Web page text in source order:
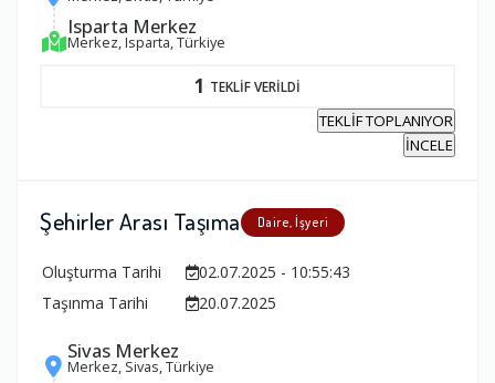
Isparta Merkez
Merkez, Isparta, Türkiye
1 TEKLİF VERİLDİ
TEKLİF TOPLANIYOR
İNCELE
Şehirler Arası Taşıma Daire, İşyeri
Oluşturma Tarihi
02.07.2025 - 10:55:43
Taşınma Tarihi
20.07.2025
Sivas Merkez
Merkez, Sivas, Türkiye